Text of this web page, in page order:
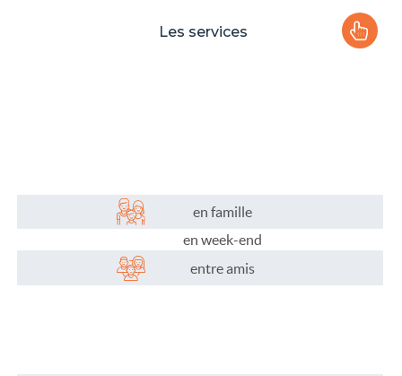
Les services
Les infos pratiques
en famille
en week-end
entre amis